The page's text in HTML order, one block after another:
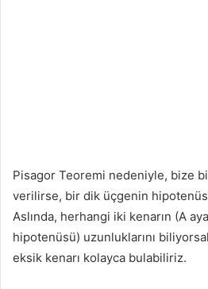
Pisagor Teoremi nedeniyle, bize
verilirse, bir dik üçgenin
Aslında, herhangi iki kenarın (A
hipotenüsü) uzunluklarını
eksik kenarı kolayca bulabiliriz.